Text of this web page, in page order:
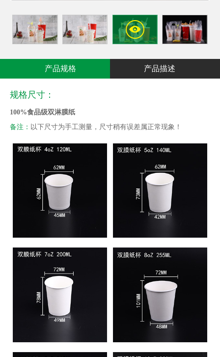
产品规格 产品描述
规格尺寸：
100%食品级双淋膜纸
备注： 以下尺寸为手工测量，尺寸稍有误差属正常现象！